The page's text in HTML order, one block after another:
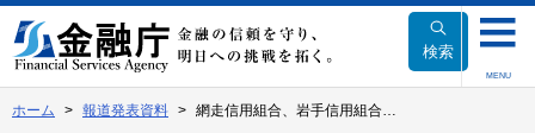
文
へ
動
検索
MENU
ホーム 報道発表資料 網走信用組合、岩手信用組合…